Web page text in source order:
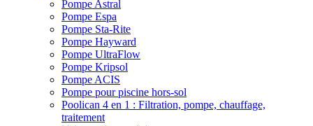
Pompe Astral
Pompe Espa
Pompe Sta-Rite
Pompe Hayward
Pompe UltraFlow
Pompe Kripsol
Pompe ACIS
Pompe pour piscine hors-sol
Poolican 4 en 1 : Filtration, pompe, chauffage,
traitement